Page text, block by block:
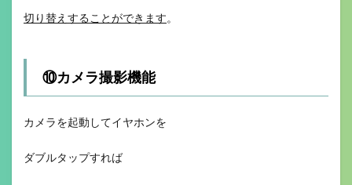
切り替えすることができます。
⑩カメラ撮影機能
カメラを起動してイヤホンを
ダブルタップすれば